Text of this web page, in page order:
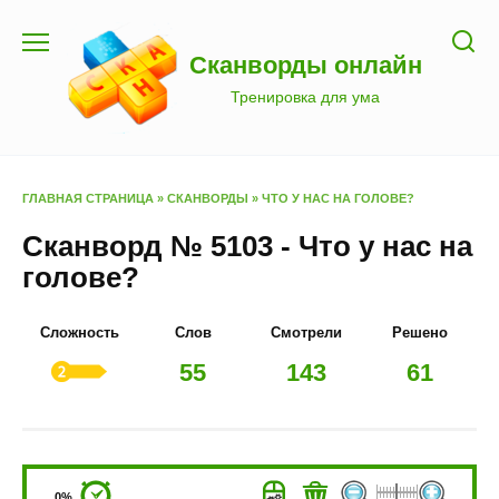
содержанию
Сканворды онлайн
Тренировка для ума
ГЛАВНАЯ СТРАНИЦА » СКАНВОРДЫ » ЧТО У НАС НА ГОЛОВЕ?
Сканворд № 5103 - Что у нас на
голове?
Сложность Слов
55
Смотрели
143
Решено
61